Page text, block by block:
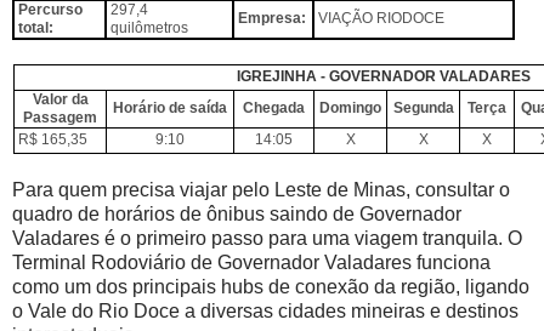
Percurso
total:
297,4
quilômetros
Empresa: VIAÇÃO RIODOCE
IGREJINHA - GOVERNADOR VALADARES
Valor da
Passagem
Horário de saída Chegada Domingo Segunda Terça
R$ 165,35
9:10 14:05 X X X
Para quem precisa viajar pelo Leste de Minas, consultar o
quadro de horários de ônibus saindo de Governador
Valadares é o primeiro passo para uma viagem tranquila. O
Terminal Rodoviário de Governador Valadares funciona
como um dos principais hubs de conexão da região, ligando
o Vale do Rio Doce a diversas cidades mineiras e destinos